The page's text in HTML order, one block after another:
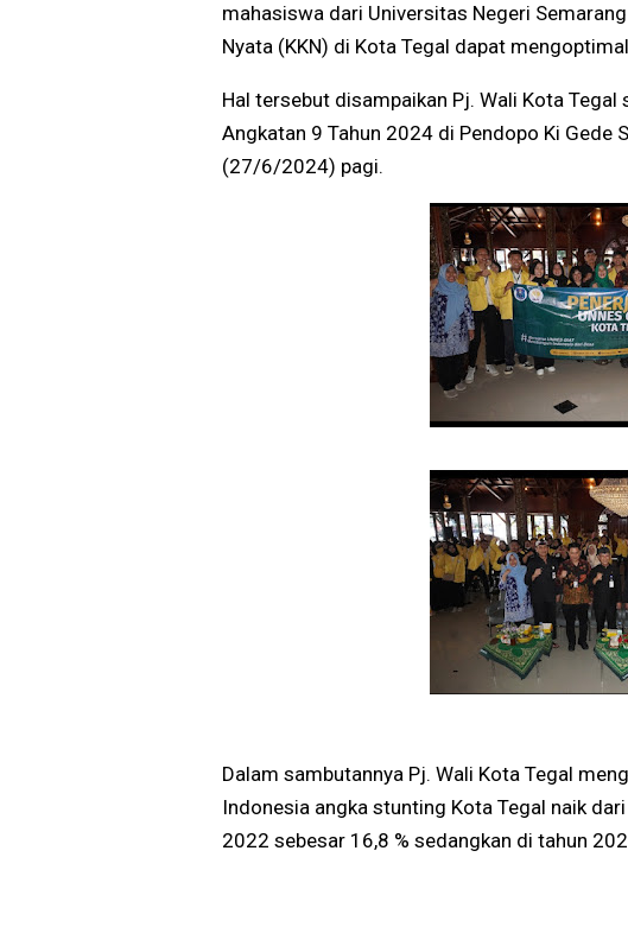
mahasiswa dari Universitas Negeri
Nyata (KKN) di Kota Tegal dapat
Hal tersebut disampaikan Pj. Wali Kota Tegal
Angkatan 9 Tahun 2024 di Pendopo Ki Gede
(27/6/2024) pagi.
Dalam sambutannya Pj. Wali Kota Tegal
Indonesia angka stunting Kota Tegal naik
2022 sebesar 16,8 % sedangkan di tahun